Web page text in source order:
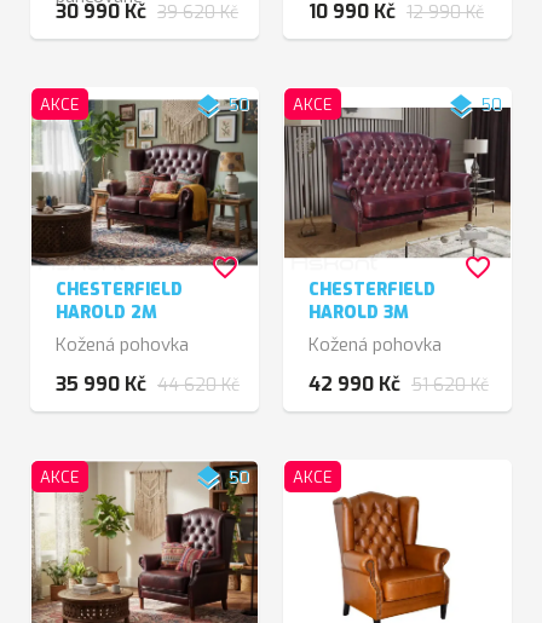
30 990 Kč 39 620 Kč 10 990 Kč 12 990 Kč
AKCE layers50
CHESTERFIELD
HAROLD 2M
Kožená pohovka
35 990 Kč 44 620 Kč
favorite_border
AKCE layers50
CHESTERFIELD
HAROLD 3M
Kožená pohovka
42 990 Kč 51 620 Kč
favorite_border
AKCE layers50 AKCE